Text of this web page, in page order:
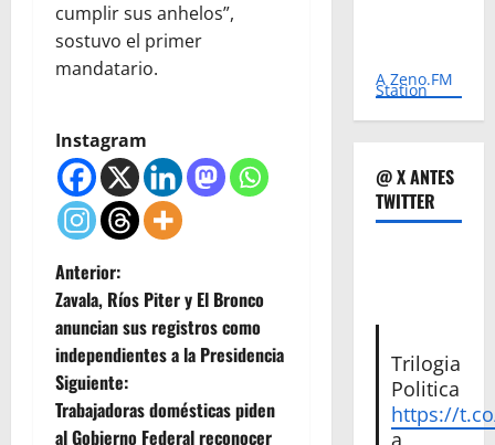
cumplir sus anhelos”,
sostuvo el primer
mandatario.
Instagram
N
a
v
e
Anterior:
Zavala, Ríos Piter y El Bronco
anuncian sus registros como
independientes a la Presidencia
Siguiente:
Trabajadoras domésticas piden
al Gobierno Federal reconocer
A Zeno.FM
Station
@ X ANTES
TWITTER
Trilogia
Politica
https://